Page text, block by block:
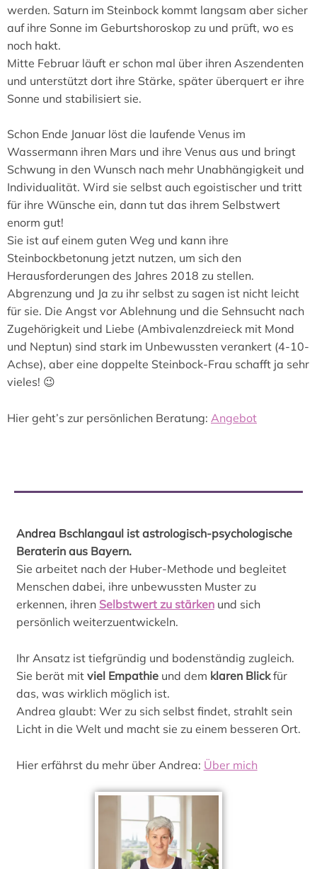
werden. Saturn im Steinbock kommt langsam aber sicher
auf ihre Sonne im Geburtshoroskop zu und prüft, wo es
noch hakt.
Mitte Februar läuft er schon mal über ihren Aszendenten
und unterstützt dort ihre Stärke, später überquert er ihre
Sonne und stabilisiert sie.
Schon Ende Januar löst die laufende Venus im
Wassermann ihren Mars und ihre Venus aus und bringt
Schwung in den Wunsch nach mehr Unabhängigkeit und
Individualität. Wird sie selbst auch egoistischer und tritt
für ihre Wünsche ein, dann tut das ihrem Selbstwert
enorm gut!
Sie ist auf einem guten Weg und kann ihre
Steinbockbetonung jetzt nutzen, um sich den
Herausforderungen des Jahres 2018 zu stellen.
Abgrenzung und Ja zu ihr selbst zu sagen ist nicht leicht
für sie. Die Angst vor Ablehnung und die Sehnsucht nach
Zugehörigkeit und Liebe (Ambivalenzdreieck mit Mond
und Neptun) sind stark im Unbewussten verankert (4-10-
Achse), aber eine doppelte Steinbock-Frau schafft ja sehr
vieles! 😉
Hier geht’s zur persönlichen Beratung: Angebot
Andrea Bschlangaul ist astrologisch-psychologische
Beraterin aus Bayern.
Sie arbeitet nach der Huber-Methode und begleitet
Menschen dabei, ihre unbewussten Muster zu
erkennen, ihren Selbstwert zu stärkenund sich
persönlich weiterzuentwickeln.
Ihr Ansatz ist tiefgründig und bodenständig zugleich.
Sie berät mit viel Empathieund dem klaren Blickfür
das, was wirklich möglich ist.
Andrea glaubt: Wer zu sich selbst findet, strahlt sein
Licht in die Welt und macht sie zu einem besseren Ort.
Hier erfährst du mehr über Andrea: Über mich